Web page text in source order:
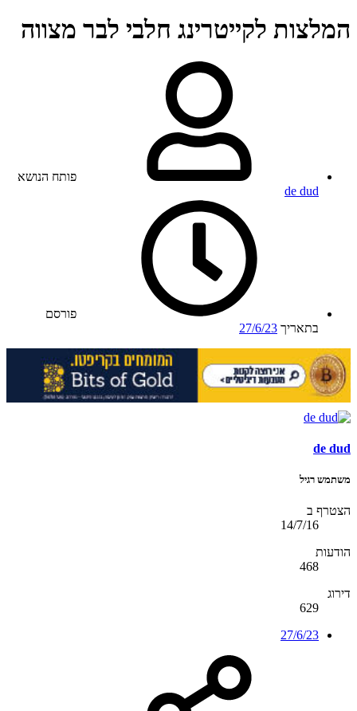
המלצות לקייטרינג חלבי לבר מצווה
פותח הנושא
de dud
פורסם
בתאריך 27/6/23
de dud
משתמש רגיל
הצטרף ב
14/7/16
הודעות
468
דירוג
629
27/6/23